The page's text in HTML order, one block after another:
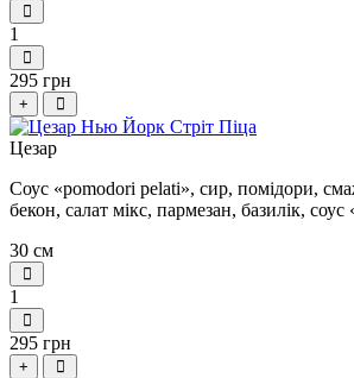
1
295 грн
+
Цезар
Соус «pomodori pelati», сир, помідори,
бекон, салат мікс, пармезан, базилік, соус
30 см
1
295 грн
+